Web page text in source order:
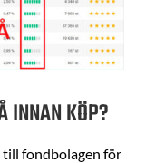
INNAN KÖP?
till fondbolagen för